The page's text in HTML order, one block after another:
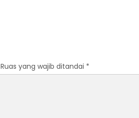
Ruas yang wajib ditandai *